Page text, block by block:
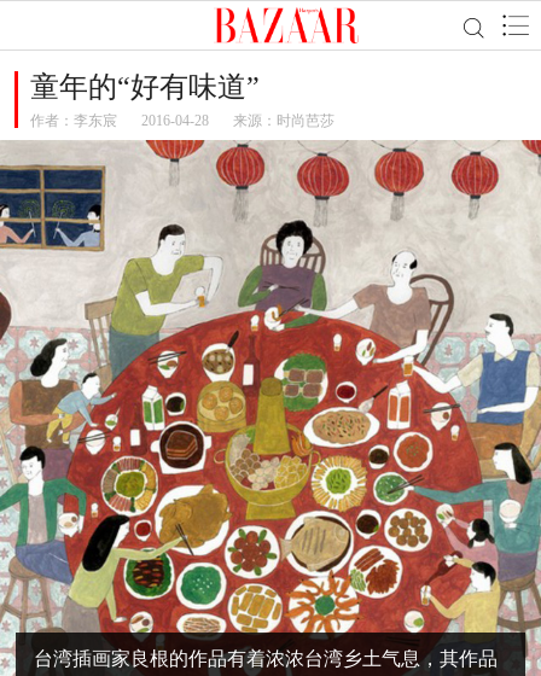
童年的“好有味道”
作者： 李东宸 2016-04-28 来源：时尚芭莎
台湾插画家良根的作品有着浓浓台湾乡土气息，其作品